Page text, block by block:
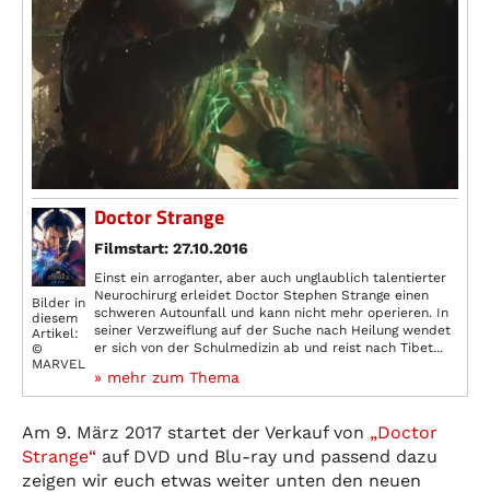
Bilder in
diesem
Artikel:
©
MARVEL
Doctor Strange
Filmstart: 27.10.2016
Einst ein arroganter, aber auch unglaublich talentierter
Neurochirurg erleidet Doctor Stephen Strange einen
schweren Autounfall und kann nicht mehr operieren. In
seiner Verzweiflung auf der Suche nach Heilung wendet
er sich von der Schulmedizin ab und reist nach Tibet...
» mehr zum Thema
Am 9. März 2017 startet der Verkauf von „Doctor
Strange“ auf DVD und Blu-ray und passend dazu
zeigen wir euch etwas weiter unten den neuen